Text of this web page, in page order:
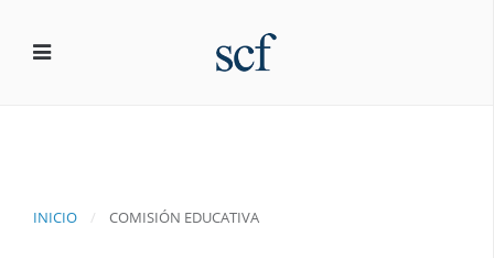
INICIO COMISIÓN EDUCATIVA